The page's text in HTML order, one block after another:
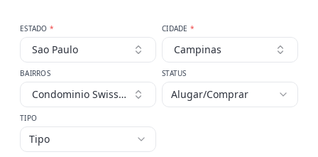
ESTADO *
Sao Paulo
CIDADE *
Campinas
BAIRROS
Condominio Swiss Park
STATUS
Alugar/Comprar
TIPO
Tipo